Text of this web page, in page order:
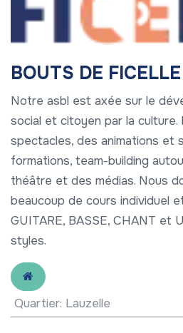
BOUTS DE
Notre asbl est axée sur le
social et citoyen par la culture.
spectacles, des animations et
formations, team-building
théâtre et des médias. Nous
beaucoup de cours individuel
GUITARE, BASSE, CHANT et
styles.
Quartier: Lauzelle